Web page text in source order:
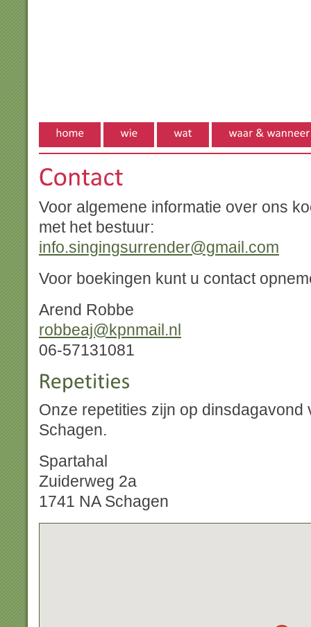
Voor algemene informatie over ons
met het bestuur:
info.singingsurrender@gmail.com
Voor boekingen kunt u contact
Arend Robbe
robbeaj@kpnmail.nl
06-57131081
Onze repetities zijn op dinsdagavond
Schagen.
Spartahal
Zuiderweg 2a
1741 NA Schagen